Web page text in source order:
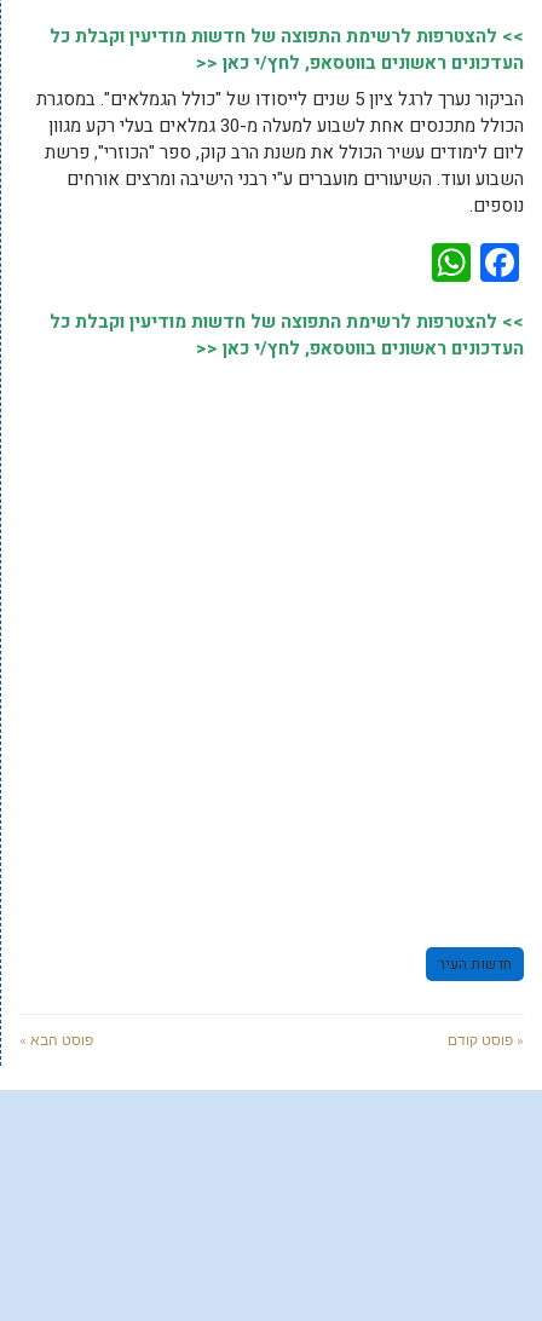
>> להצטרפות לרשימת התפוצה של חדשות מודיעין וקבלת כל
העדכונים ראשונים בווטסאפ, לחץ/י כאן <<
הביקור נערך לרגל ציון 5 שנים לייסודו של "כולל הגמלאים". במסגרת
הכולל מתכנסים אחת לשבוע למעלה מ-30 גמלאים בעלי רקע מגוון
ליום לימודים עשיר הכולל את משנת הרב קוק, ספר "הכוזרי", פרשת
השבוע ועוד. השיעורים מועברים ע"י רבני הישיבה ומרצים אורחים
נוספים.
Facebook
>> להצטרפות לרשימת התפוצה של חדשות מודיעין וקבלת כל
העדכונים ראשונים בווטסאפ, לחץ/י כאן <<
חדשות העיר
« פוסט קודם פוסט הבא »